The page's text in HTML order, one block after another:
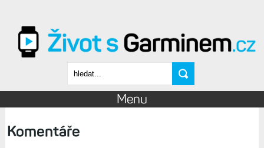
Vyhledávání
Menu
Komentáře